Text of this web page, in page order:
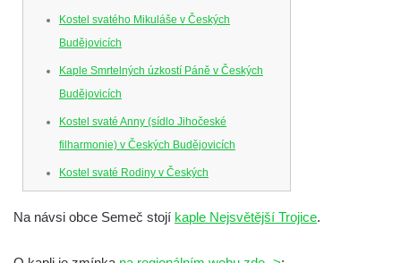
Kostel svatého Mikuláše v Českých
Budějovicích
Kaple Smrtelných úzkostí Páně v Českých
Budějovicích
Kostel svaté Anny (sídlo Jihočeské
filharmonie) v Českých Budějovicích
Kostel svaté Rodiny v Českých
Budějovicích
Kostel Obětování Panny Marie u kláštera
Na návsi obce Semeč stojí kaple Nejsvětější Trojice.